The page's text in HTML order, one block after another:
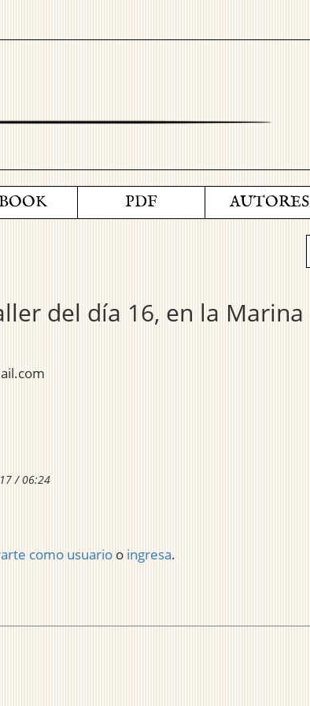
PDF AUTORES
del día 16, en la Marina
/ 06:24
como usuario o ingresa.